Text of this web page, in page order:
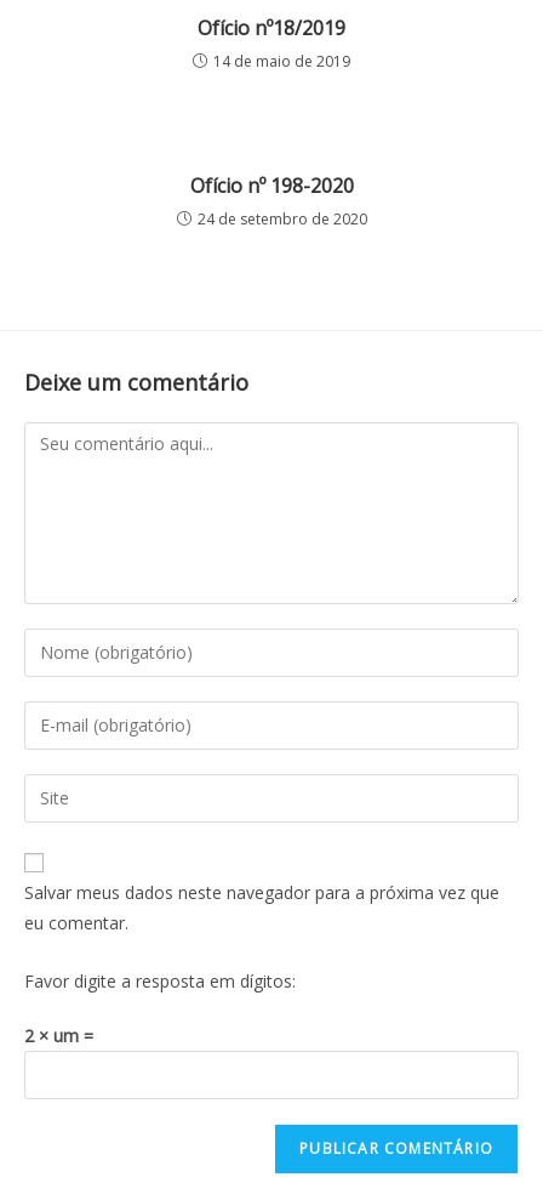
Ofício nº18/2019
14 de maio de 2019
Ofício nº 198-2020
24 de setembro de 2020
Deixe um comentário
Salvar meus dados neste navegador para a próxima vez que
eu comentar.
Favor digite a resposta em dígitos:
2 × um =